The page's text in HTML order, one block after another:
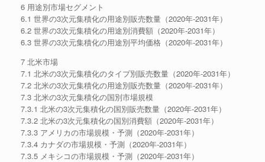
6 用途別市場セグメント
6.1 世界の3次元集積化の用途別販売数量（2020年-2031年）
6.2 世界の3次元集積化の用途別消費額（2020年-2031年）
6.3 世界の3次元集積化の用途別平均価格（2020年-2031年）
7 北米市場
7.1 北米の3次元集積化のタイプ別販売数量（2020年-2031年）
7.2 北米の3次元集積化の用途別販売数量（2020年-2031年）
7.3 北米の3次元集積化の国別市場規模
7.3.1 北米の3次元集積化の国別販売数量（2020年-2031年）
7.3.2 北米の3次元集積化の国別消費額（2020年-2031年）
7.3.3 アメリカの市場規模・予測（2020年-2031年）
7.3.4 カナダの市場規模・予測（2020年-2031年）
7.3.5 メキシコの市場規模・予測（2020年-2031年）